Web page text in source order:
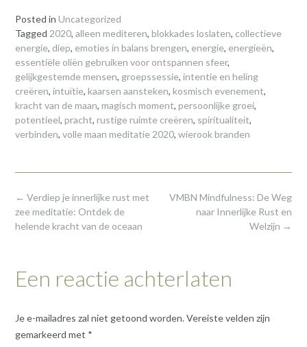
Posted in Uncategorized
Tagged 2020, alleen mediteren, blokkades loslaten, collectieve
energie, diep, emoties in balans brengen, energie, energieën,
essentiële oliën gebruiken voor ontspannen sfeer,
gelijkgestemde mensen, groepssessie, intentie en heling
creëren, intuïtie, kaarsen aansteken, kosmisch evenement,
kracht van de maan, magisch moment, persoonlijke groei,
potentieel, pracht, rustige ruimte creëren, spiritualiteit,
verbinden, volle maan meditatie 2020, wierook branden
Post
navigation
VMBN Mindfulness: De Weg
naar Innerlijke Rust en
Welzijn →
← Verdiep je innerlijke rust met
zee meditatie: Ontdek de
helende kracht van de oceaan
Een reactie achterlaten
Je e-mailadres zal niet getoond worden.Vereiste velden zijn
gemarkeerd met *